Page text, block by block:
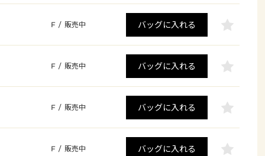
F / 販売中 バッグに入れる
F / 販売中 バッグに入れる
F / 販売中 バッグに入れる
F / 販売中 バッグに入れる